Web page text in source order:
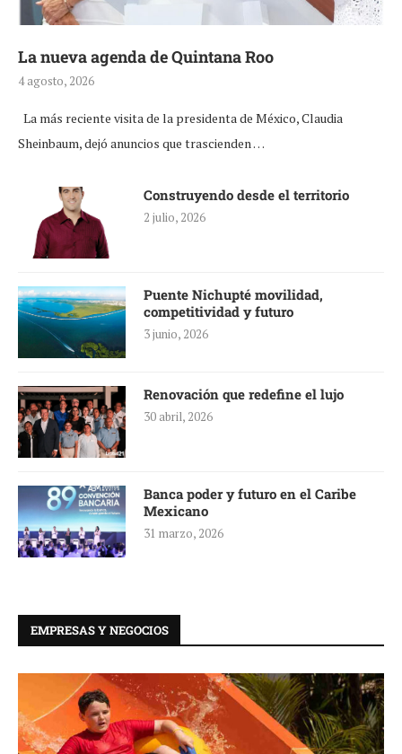
La nueva agenda de Quintana Roo
4 agosto, 2026
La más reciente visita de la presidenta de México, Claudia
Sheinbaum, dejó anuncios que trascienden …
Construyendo desde el territorio
2 julio, 2026
Puente Nichupté movilidad,
competitividad y futuro
3 junio, 2026
Renovación que redefine el lujo
30 abril, 2026
Banca poder y futuro en el Caribe
Mexicano
31 marzo, 2026
EMPRESAS Y NEGOCIOS